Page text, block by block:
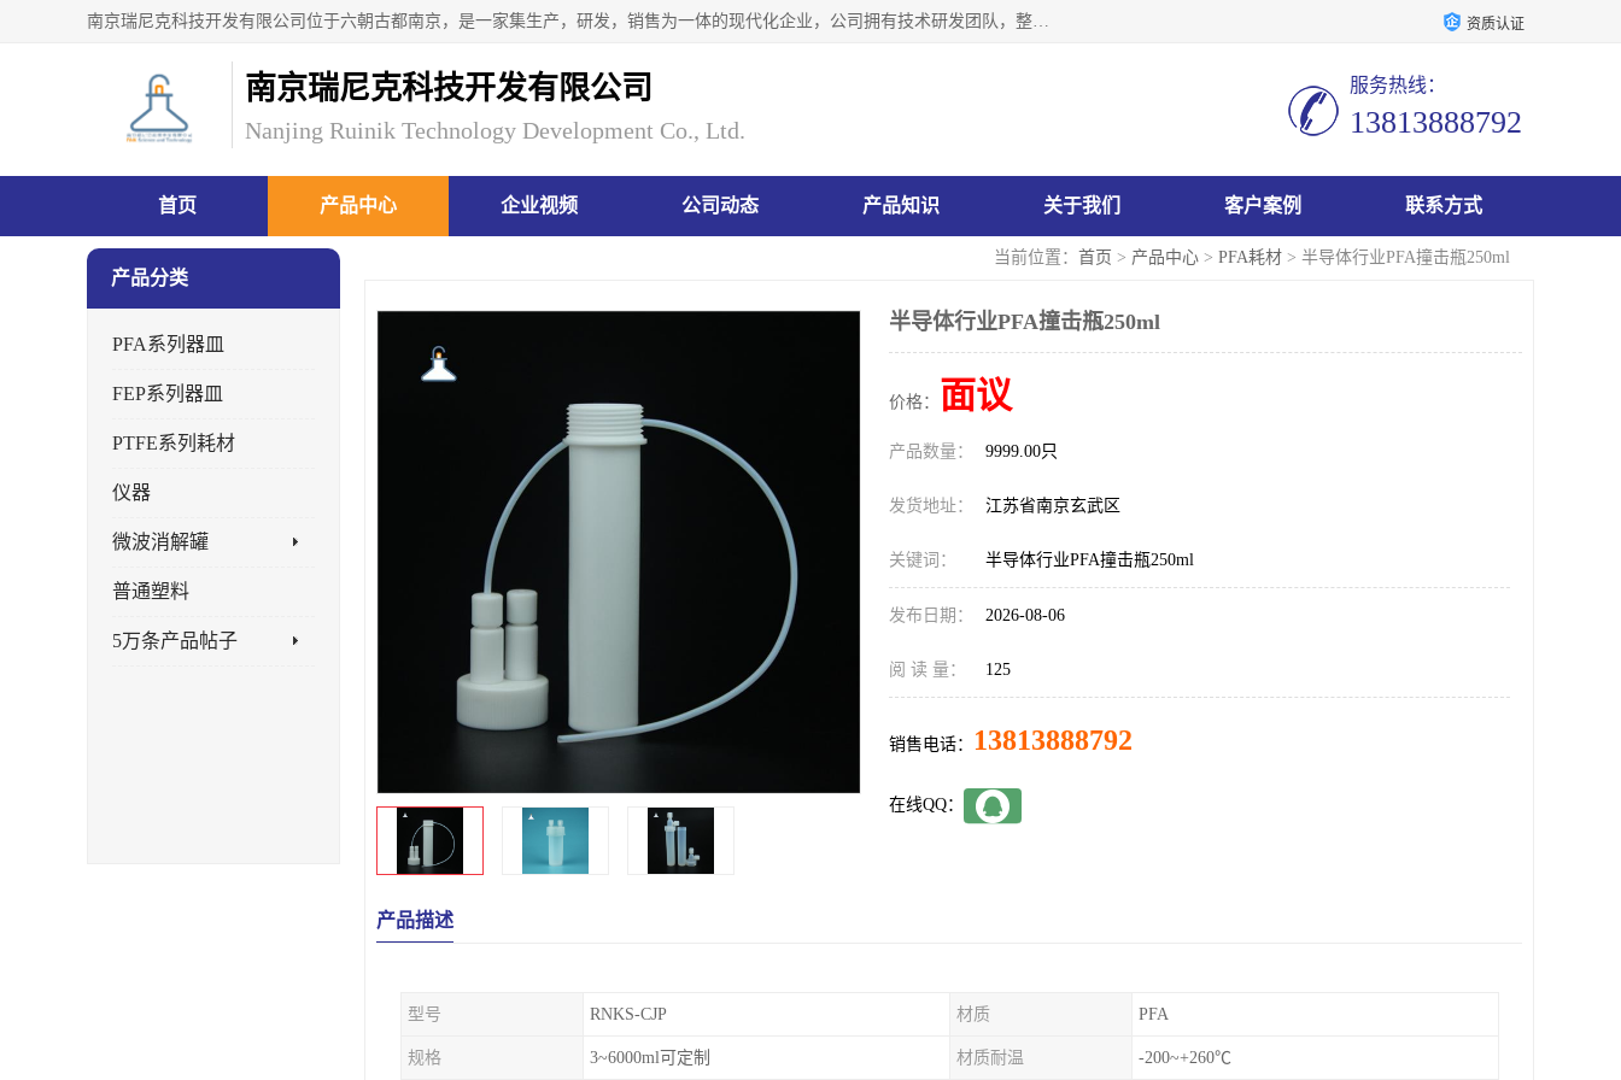
南京瑞尼克科技开发有限公司位于六朝古都南京，是一家集生产，研发，销售为一体的现代化企业，公司拥有技术研发团队，整洁明亮的厂房及的技术仪器设备，技术力量雄厚。公司长久以来一直坚持以生产研发国内完mei的痕量分析器皿为目标，客户满意的实验需求是我们永远的追求。长久以来与客户建立了良好的合作关系，在同行业中建立了自己的信誉与品牌。公司将一如既往的奋进不息，为客户带来为舒心的服务！ 资质认证
南京瑞尼克科技开发有限公司
Nanjing Ruinik Technology Development Co., Ltd.
服务热线：
13813888792
首页 产品中心 企业视频 公司动态 产品知识 关于我们 客户案例 联系方式
当前位置： 首页 > 产品中心 > PFA耗材 > 半导体行业PFA撞击瓶250ml
产品分类
PFA系列器皿
FEP系列器皿
PTFE系列耗材
仪器
微波消解罐
普通塑料
5万条产品帖子
半导体行业PFA撞击瓶250ml
价格： 面议
产品数量： 9999.00只
发货地址： 江苏省南京玄武区
关键词： 半导体行业PFA撞击瓶250ml
发布日期： 2026-08-06
阅 读 量： 125
销售电话： 13813888792
在线QQ：
产品描述
型号 RNKS-CJP 材质 PFA
规格 3~6000ml可定制 材质耐温 -200~+260℃